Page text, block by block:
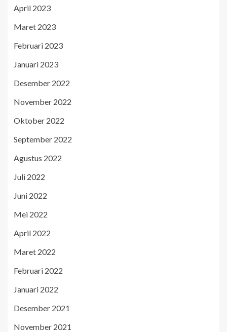
April 2023
Maret 2023
Februari 2023
Januari 2023
Desember 2022
November 2022
Oktober 2022
September 2022
Agustus 2022
Juli 2022
Juni 2022
Mei 2022
April 2022
Maret 2022
Februari 2022
Januari 2022
Desember 2021
November 2021